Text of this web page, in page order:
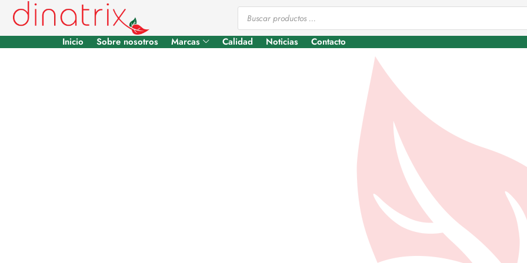
Inicio Sobre nosotros Marcas Calidad Noticias Contacto